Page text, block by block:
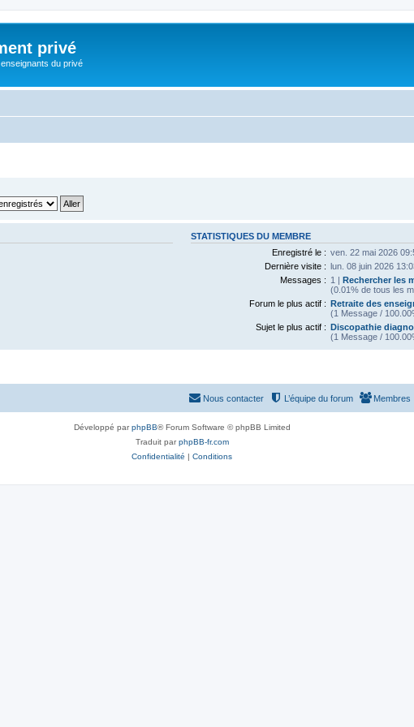
privé
du privé
STATISTIQUES DU MEMBRE
Enregistré le : ven. 22 mai 2026
Dernière visite : lun. 08 juin 2026
Messages : 1 | Rechercher les
(0.01% de tous les
Forum le plus actif : Retraite des
(1 Message /
Sujet le plus actif : Discopathie
(1 Message /
Membres
L’équipe du forum
Nous contacter
Développé parphpBB® Forum Software © phpBB Limited
Traduit parphpBB-fr.com
Confidentialité | Conditions